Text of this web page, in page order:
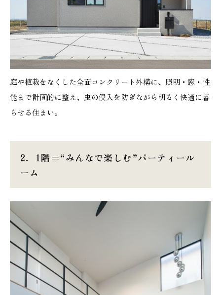
庭や植栽をなくした全面コンクリート外構に、照明・窓・性
能まで計画的に整え、虫の侵入を防ぎながら明るく快適に暮
らせる住まい。
2． 1階＝“みんなで楽しむ”パーティール
ーム